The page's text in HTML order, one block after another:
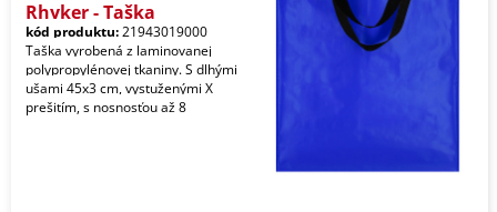
Rhyker - Taška
kód produktu:21943019000
Taška vyrobená z laminovanej
polypropylénovej tkaniny. S dlhými
ušami 45x3 cm, vystuženými X
prešitím, s nosnosťou až 8